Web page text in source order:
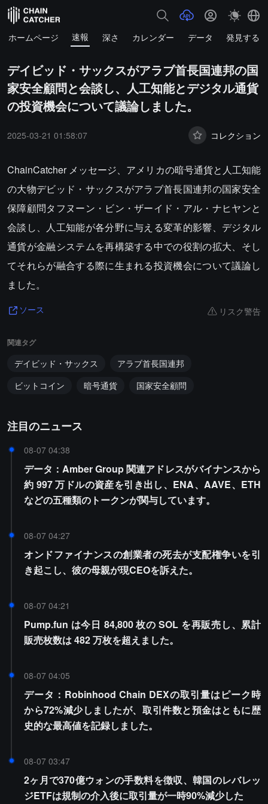
ホームページ 速報 深さ カレンダー データ 発見する
デイビッド・サックスがアラブ首長国連邦の国
家安全顧問と会談し、人工知能とデジタル通貨
の投資機会について議論しました。
2025-03-21 01:58:07 コレクション
ChainCatcher メッセージ、アメリカの暗号通貨と人工知能
の大物デビッド・サックスがアラブ首長国連邦の国家安全
保障顧問タフヌーン・ビン・ザーイド・アル・ナヒヤンと
会談し、人工知能が各分野に与える変革的影響、デジタル
通貨が金融システムを再構築する中での役割の拡大、そし
てそれらが融合する際に生まれる投資機会について議論し
ました。
ソース リスク警告
関連タグ
デイビッド・サックス
アラブ首長国連邦
ビットコイン
暗号通貨 国家安全顧問
注目のニュース
08-07 04:38
データ：Amber Group 関連アドレスがバイナンスから
約 997 万ドルの資産を引き出し、ENA、AAVE、ETH
などの五種類のトークンが関与しています。
08-07 04:27
オンドファイナンスの創業者の死去が支配権争いを引
き起こし、彼の母親が現CEOを訴えた。
08-07 04:21
Pump.fun は今日 84,800 枚の SOL を再販売し、累計
販売枚数は 482 万枚を超えました。
08-07 04:05
データ：Robinhood Chain DEXの取引量はピーク時
から72%減少しましたが、取引件数と預金はともに歴
史的な最高値を記録しました。
08-07 03:47
2ヶ月で370億ウォンの手数料を徴収、韓国のレバレッ
ジETFは規制の介入後に取引量が一時90%減少した